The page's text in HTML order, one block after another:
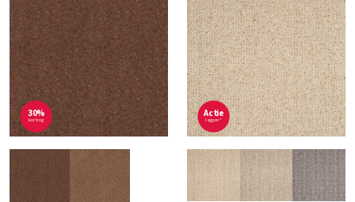
30%
korting
Actie
leggen*